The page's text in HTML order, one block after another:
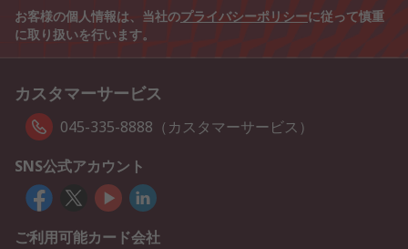
お客様の個人情報は、当社のプライバシーポリシーに従って慎重
に取り扱いを行います。
カスタマーサービス
045-335-8888（カスタマーサービス）
SNS公式アカウント
ご利用可能カード会社